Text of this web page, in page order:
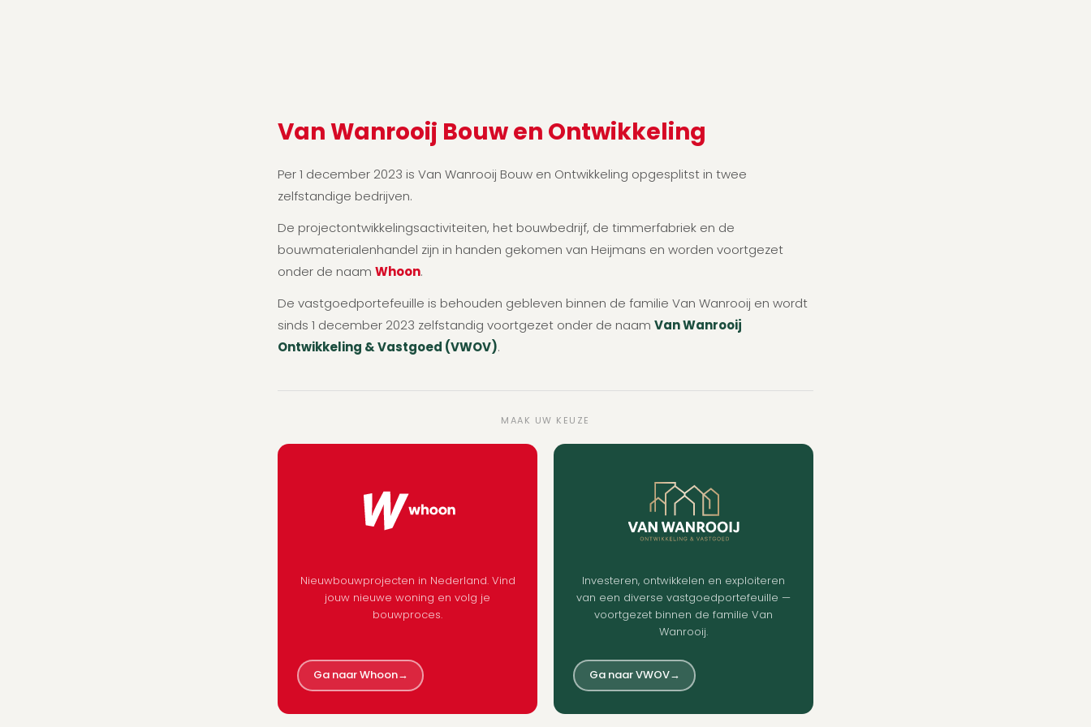
Van Wanrooij Bouw en Ontwikkeling
Per 1 december 2023 is Van Wanrooij Bouw en Ontwikkeling opgesplitst in twee
zelfstandige bedrijven.
De projectontwikkelingsactiviteiten, het bouwbedrijf, de timmerfabriek en de
bouwmaterialenhandel zijn in handen gekomen van Heijmans en worden voortgezet
onder de naam Whoon.
De vastgoedportefeuille is behouden gebleven binnen de familie Van Wanrooij en wordt
sinds 1 december 2023 zelfstandig voortgezet onder de naam Van Wanrooij
Ontwikkeling & Vastgoed (VWOV).
MAAK UW KEUZE
Nieuwbouwprojecten in Nederland. Vind
jouw nieuwe woning en volg je
bouwproces.
Ga naar Whoon→
Investeren, ontwikkelen en exploiteren
van een diverse vastgoedportefeuille —
voortgezet binnen de familie Van
Wanrooij.
Ga naar VWOV→